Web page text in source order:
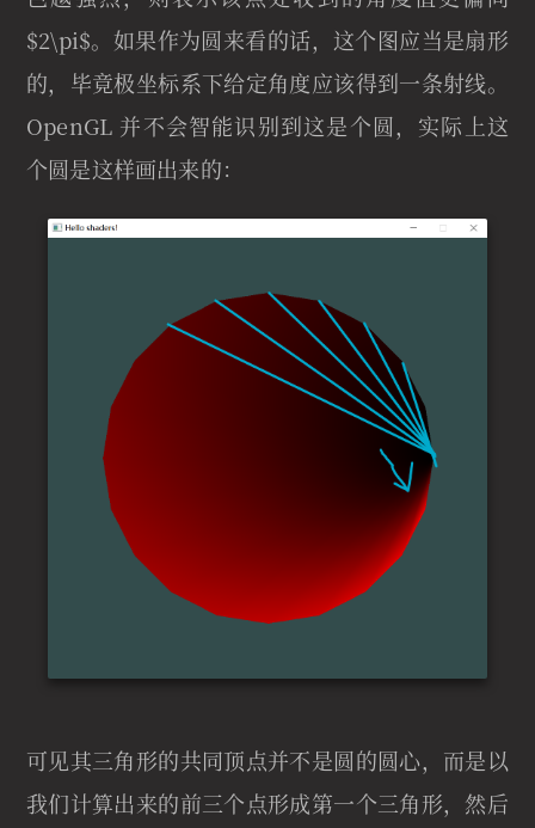
$2\pi$。如果作为圆来看的话，这个图应当是扇形
的，毕竟极坐标系下给定角度应该得到一条射线。
OpenGL 并不会智能识别到这是个圆，实际上这
个圆是这样画出来的：
可见其三角形的共同顶点并不是圆的圆心，而是以
我们计算出来的前三个点形成第一个三角形，然后